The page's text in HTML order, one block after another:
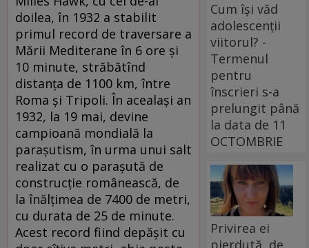
doilea, în 1932 a stabilit
primul record de traversare a
Mării Mediterane în 6 ore şi
10 minute, străbătînd
distanţa de 1100 km, între
Roma şi Tripoli. În acealaşi an
1932, la 19 mai, devine
campioană mondială la
paraşutism, în urma unui salt
realizat cu o paraşută de
construcţie românească, de
la înălţimea de 7400 de metri,
cu durata de 25 de minute.
Acest record fiind depăşit cu
Cum își văd
adolescenții
viitorul? -
Termenul
pentru
înscrieri s-a
prelungit până
la data de 11
OCTOMBRIE
Privirea ei
pierdută, de